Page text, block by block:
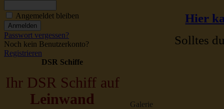
Angemeldet bleiben
Passwort vergessen?
Noch kein Benutzerkonto?
Registrieren
DSR Schiffe
Ihr DSR Schiff auf
Leinwand
Hier
Solltes
Galerie